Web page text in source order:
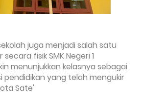
juga menjadi salah satu
fisik SMK Negeri 1
menunjukkan kelasnya sebagai
pendidikan yang telah mengukir
Sate'